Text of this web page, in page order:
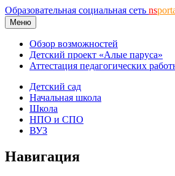
Образовательная социальная сеть ns
Меню
Обзор возможностей
Детский проект «Алые паруса»
Аттестация педагогических
Детский сад
Начальная школа
Школа
НПО и СПО
ВУЗ
Навигация